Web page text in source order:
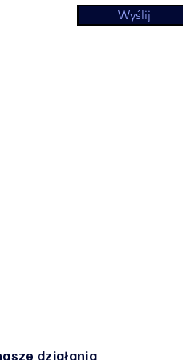
Wyślij
działania